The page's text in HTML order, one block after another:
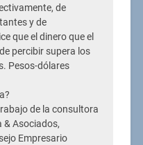
de
y de
que el dinero que el
percibir supera los
Pesos-dólares
de la consultora
& Asociados,
Empresario